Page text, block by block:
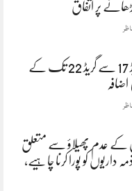
پر اتفاق
اسلام آباد ہائیکورٹ، گریڈ 17 سے گریڈ 22 تک کے
کے عدم پھیلاؤ سے متعلق
داریوں کو پورا کرنا چاہیے،